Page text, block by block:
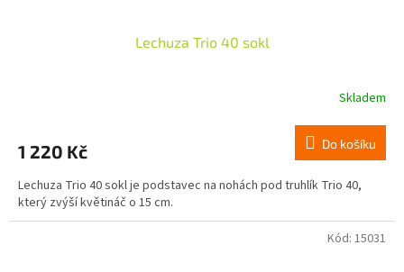
Lechuza Trio 40 sokl
Skladem
1 220 Kč Do košíku
Lechuza Trio 40 sokl je podstavec na nohách pod truhlík Trio 40,
který zvýší květináč o 15 cm.
Kód: 15031